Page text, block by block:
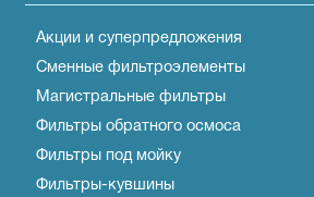
Акции и суперпредложения
Сменные фильтроэлементы
Магистральные фильтры
Фильтры обратного осмоса
Фильтры под мойку
Фильтры-кувшины